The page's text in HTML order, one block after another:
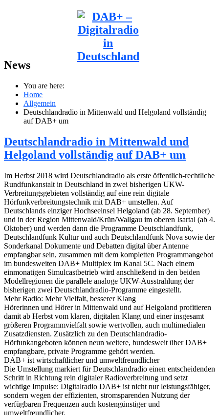
News
You are here:
Home
Allgemein
Deutschlandradio in Mittenwald und Helgoland vollständig
auf DAB+ um
Deutschlandradio in Mittenwald und
Helgoland vollständig auf DAB+ um
Im Herbst 2018 wird Deutschlandradio als erste öffentlich-rechtliche
Rundfunkanstalt in Deutschland in zwei bisherigen UKW-
Verbreitungsgebieten vollständig auf eine rein digitale
Hörfunkverbreitungstechnik mit DAB+ umstellen. Auf
Deutschlands einziger Hochseeinsel Helgoland (ab 28. September)
und in der Region Mittenwald/Krün/Wallgau im oberen Isartal (ab 4.
Oktober) und werden dann die Programme Deutschlandfunk,
Deutschlandfunk Kultur und auch Deutschlandfunk Nova sowie der
Sonderkanal Dokumente und Debatten digital über Antenne
empfangbar sein, zusammen mit dem kompletten Programmangebot
im bundesweiten DAB+ Multiplex im Kanal 5C. Nach einem
einmonatigen Simulcastbetrieb wird anschließend in den beiden
Modellregionen die parallele analoge UKW-Ausstrahlung der
bisherigen zwei Deutschlandradio-Programme eingestellt.
Mehr Radio: Mehr Vielfalt, besserer Klang
Hörerinnen und Hörer in Mittenwald und auf Helgoland profitieren
damit ab Herbst vom klaren, digitalen Klang und einer insgesamt
größeren Programmvielfalt sowie wertvollen, auch multimedialen
Zusatzdiensten. Zusätzlich zu den Deutschlandradio-
Hörfunkangeboten können neun weitere, bundesweit über DAB+
empfangbare, private Programme gehört werden.
DAB+ ist wirtschaftlicher und umweltfreundlicher
Die Umstellung markiert für Deutschlandradio einen entscheidenden
Schritt in Richtung rein digitaler Radioverbreitung und setzt
wichtige Impulse: Digitalradio DAB+ ist nicht nur leistungsfähiger,
sondern wegen der effizienten, stromsparenden Nutzung der
verfügbaren Frequenzen auch kostengünstiger und
umweltfreundlicher.